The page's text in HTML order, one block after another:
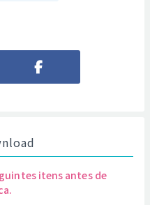
itens antes de